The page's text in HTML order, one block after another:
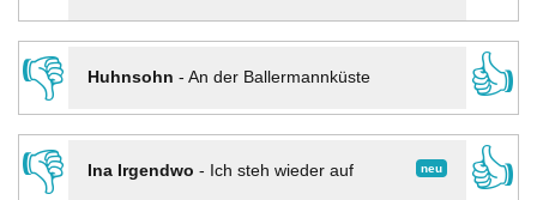
👎
Huhnsohn - An der Ballermannküste
👍
👎
neu
Ina Irgendwo - Ich steh wieder auf
👍